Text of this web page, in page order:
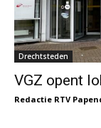
Drechtsteden
VGZ opent
Redactie RTV